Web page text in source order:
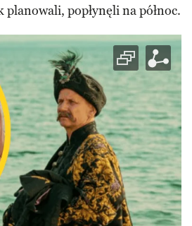
popłynęli na północ.